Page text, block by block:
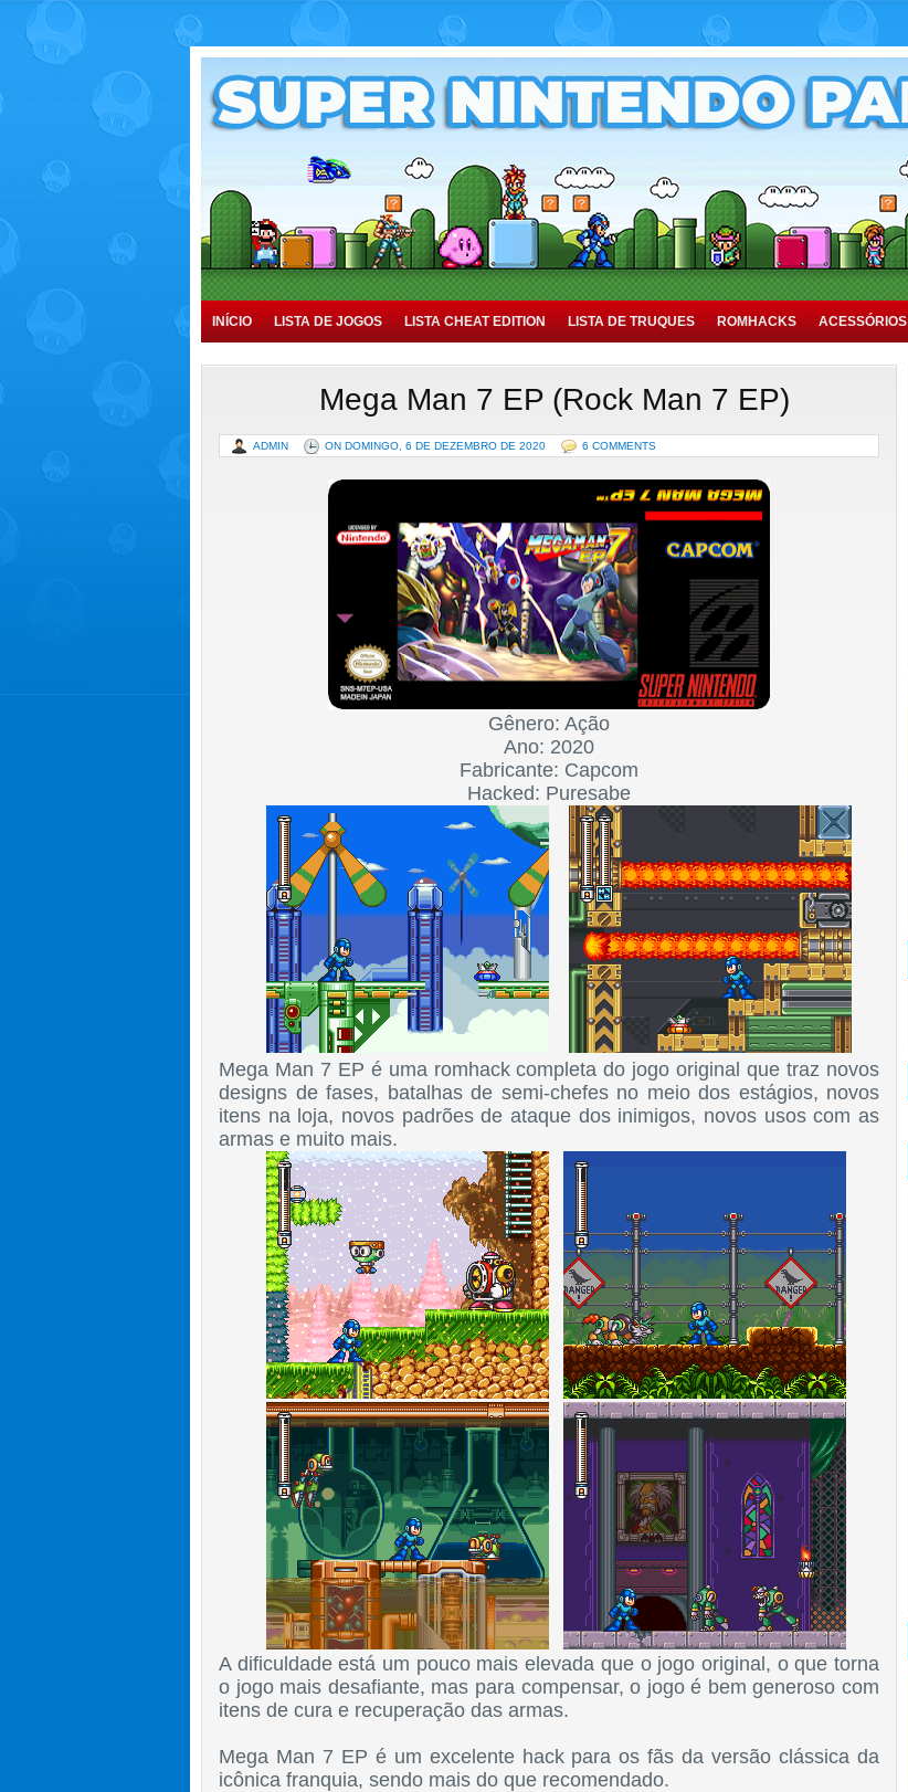
INÍCIO LISTA DE JOGOS LISTA CHEAT EDITION LISTA DE TRUQUES ROMHACKS ACESSÓRIOS
TUTORIAIS HISTÓRIA
Mega Man 7 EP (Rock Man 7 EP)
ADMIN ON DOMINGO, 6 DE DEZEMBRO DE 2020 6 COMMENTS
Gênero: Ação
Ano: 2020
Fabricante: Capcom
Hacked: Puresabe
Mega Man 7 EP é uma romhack completa do jogo original que traz novos
designs de fases, batalhas de semi-chefes no meio dos estágios, novos
itens na loja, novos padrões de ataque dos inimigos, novos usos com as
armas e muito mais.
A dificuldade está um pouco mais elevada que o jogo original, o que torna
o jogo mais desafiante, mas para compensar, o jogo é bem generoso com
itens de cura e recuperação das armas.
Mega Man 7 EP é um excelente hack para os fãs da versão clássica da
icônica franquia, sendo mais do que recomendado.